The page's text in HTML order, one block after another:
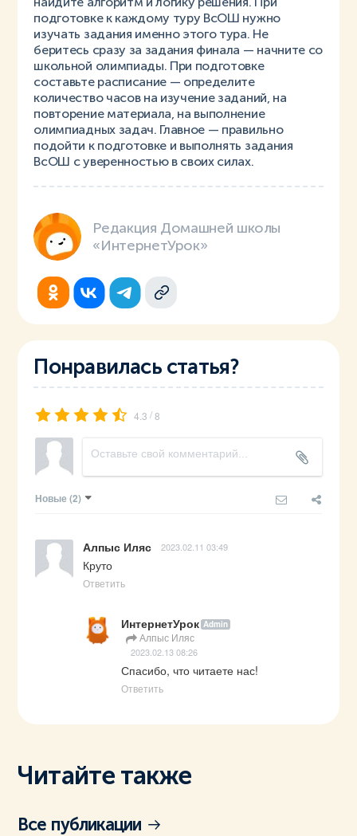
подготовке к каждому туру ВсОШ нужно
изучать задания именно этого тура. Не
беритесь сразу за задания финала — начните со
школьной олимпиады. При подготовке
составьте расписание — определите
количество часов на изучение заданий, на
повторение материала, на выполнение
олимпиадных задач. Главное — правильно
подойти к подготовке и выполнять задания
ВсОШ с уверенностью в своих силах.
Редакция Домашней школы
«ИнтернетУрок»
Понравилась статья?
4.3 / 8
Новые (2)
Алпыс Иляс 2023.02.11 03:49
Круто
Ответить
ИнтернетУрок Admin
Алпыс Иляс
2023.02.13 08:26
Спасибо, что читаете нас!
Ответить
Читайте также
Все публикации